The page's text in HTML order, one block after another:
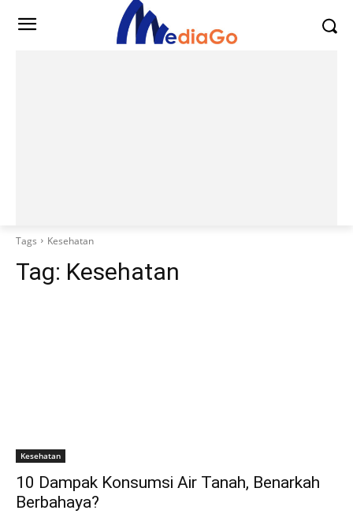
Tags Kesehatan
Tag: Kesehatan
Kesehatan
10 Dampak Konsumsi Air Tanah, Benarkah
Berbahaya?